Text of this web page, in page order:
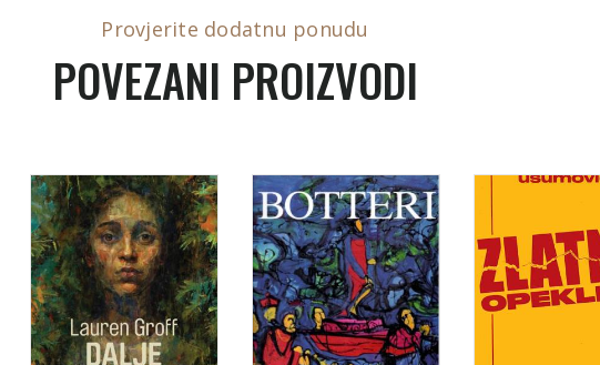
Provjerite dodatnu ponudu
POVEZANI PROIZVODI